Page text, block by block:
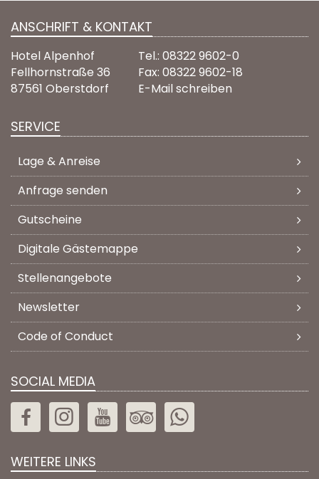
ANSCHRIFT & KONTAKT
Hotel Alpenhof
Fellhornstraße 36
87561 Oberstdorf
Tel.: 08322 9602-0
Fax: 08322 9602-18
E-Mail schreiben
SERVICE
Lage & Anreise
Anfrage senden
Gutscheine
Digitale Gästemappe
Stellenangebote
Newsletter
Code of Conduct
SOCIAL MEDIA
WEITERE LINKS